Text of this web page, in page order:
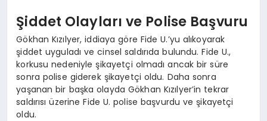
Şiddet Olayları ve Polise Başvuru
Gökhan Kızılyer, iddiaya göre Fide U.’yu alıkoyarak
şiddet uyguladı ve cinsel saldırıda bulundu. Fide U.,
korkusu nedeniyle şikayetçi olmadı ancak bir süre
sonra polise giderek şikayetçi oldu. Daha sonra
yaşanan bir başka olayda Gökhan Kızılyer’in tekrar
saldırısı üzerine Fide U. polise başvurdu ve şikayetçi
oldu.